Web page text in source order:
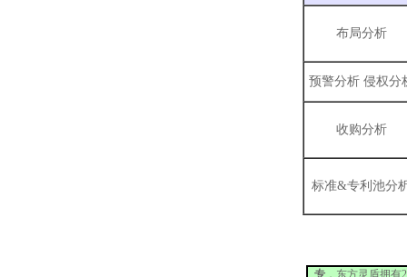
布局分析
预警分析 侵权分
收购分析
标准&专利池分
专 ，东方灵盾拥有